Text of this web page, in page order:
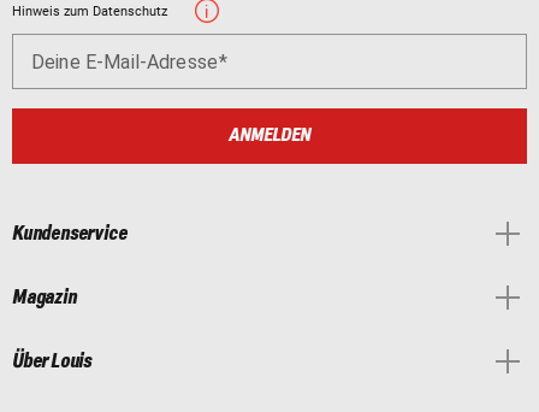
Hinweis zum Datenschutz
Deine E-Mail-Adresse
ANMELDEN
Kundenservice
Magazin
Über Louis